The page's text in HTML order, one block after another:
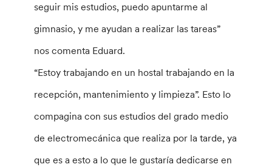
seguir mis estudios, puedo apuntarme al
gimnasio, y me ayudan a realizar las tareas”
nos comenta Eduard.
“Estoy trabajando en un hostal trabajando en la
recepción, mantenimiento y limpieza”. Esto lo
compagina con sus estudios del grado medio
de electromecánica que realiza por la tarde, ya
que es a esto a lo que le gustaría dedicarse en